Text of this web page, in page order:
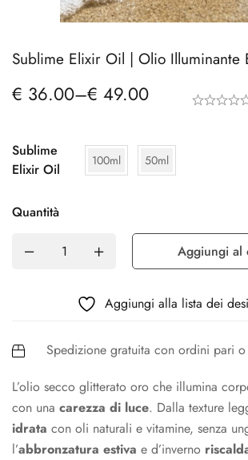
Sublime Elixir Oil | Olio Illuminante
€ 36.00–€ 49.00
Sublime
Elixir Oil
100ml 50ml
Quantità
Aggiungi al
Aggiungi alla lista dei
Spedizione gratuita con ordini pari
L’olio secco glitterato oro che illumina
con una carezza di luce. Dalla texture
idrata con oli naturali e vitamine, senza
l’abbronzatura estiva e d’inverno